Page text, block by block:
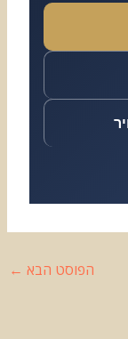
הפוסט הבא ←